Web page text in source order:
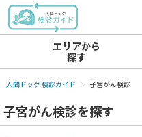
エリアから
探す
人間ドッグ 検診ガイド 子宮がん検診
子宮がん検診を探す